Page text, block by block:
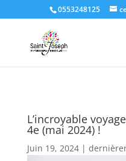
0553248125
L’incroyable
4e (mai 2024) !
Juin 19, 2024|